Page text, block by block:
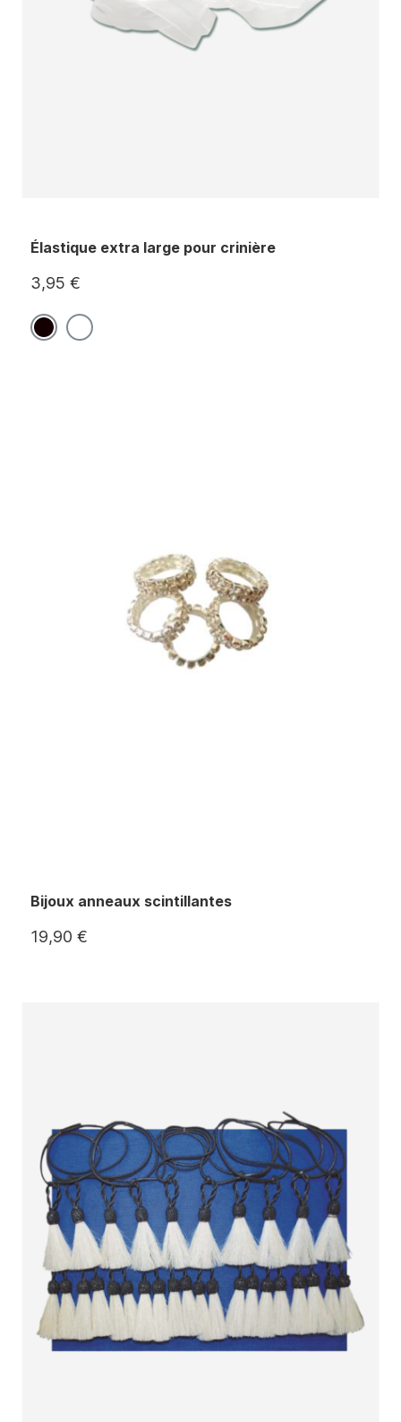
Élastique extra large pour crinière
3,95 €
Bijoux anneaux scintillantes
19,90 €